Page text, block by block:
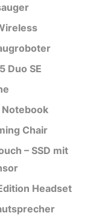
Duo SE
Notebook
Chair
– SSD mit
Headset